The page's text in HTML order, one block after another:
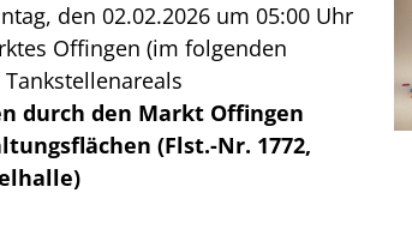
den 02.02.2026 um 05:00 Uhr
Offingen (im folgenden
durch den Markt Offingen
(Flst.-Nr. 1772,